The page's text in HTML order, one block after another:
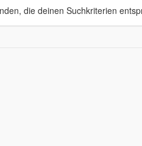
die deinen Suchkriterien